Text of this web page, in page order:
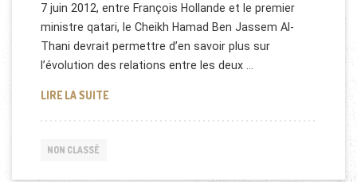
7 juin 2012, entre François Hollande et le premier
ministre qatari, le Cheikh Hamad Ben Jassem Al-
Thani devrait permettre d’en savoir plus sur
l’évolution des relations entre les deux …
LIRE LA SUITEHOLLANDE: QUELLES RELATIONS ENTRE LA
NON CLASSÉ